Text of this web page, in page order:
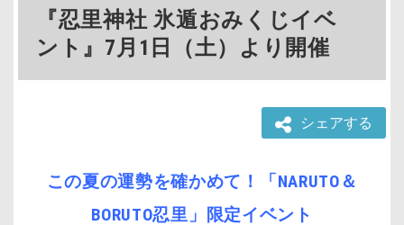
『忍里神社 氷遁おみくじイベ
ント』7月1日（土）より開催
シェアする
この夏の運勢を確かめて！「NARUTO＆
BORUTO忍里」限定イベント